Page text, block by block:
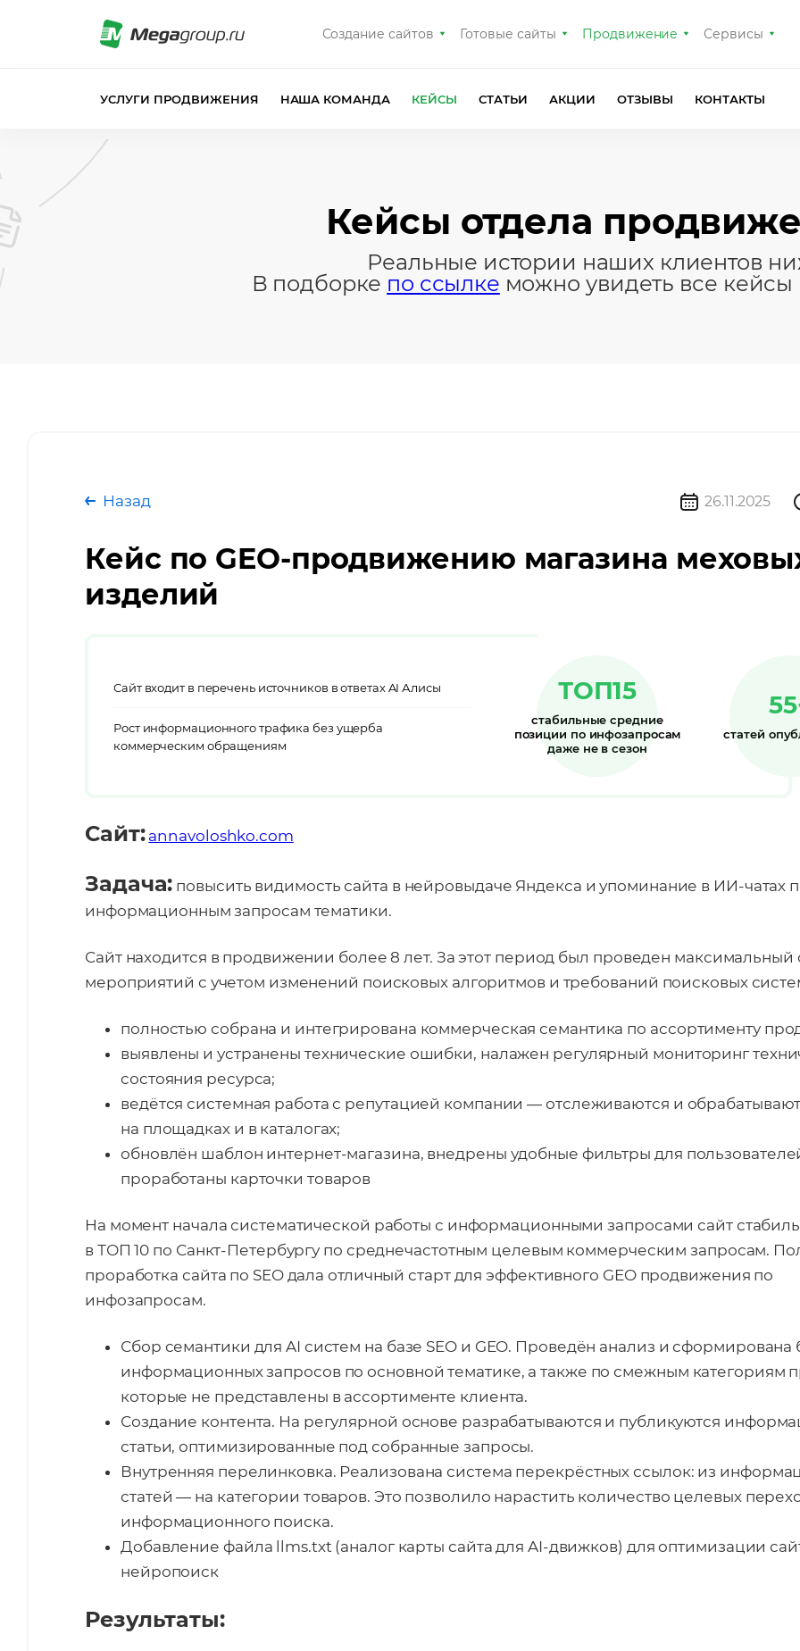
Создание сайтов Готовые сайты Продвижение Сервисы
УСЛУГИ ПРОДВИЖЕНИЯ НАША КОМАНДА КЕЙСЫ СТАТЬИ АКЦИИ ОТЗЫВЫ КОНТАКТЫ
Кейсы отдела
Реальные истории наших клиентов
В подборке по ссылке можно увидеть все кейсы
Назад 26.11.2025
Кейс по GEO-продвижению магазина
изделий
Сайт входит в перечень источников в ответах AI Алисы
Рост информационного трафика без ущерба
коммерческим обращениям
ТОП15
стабильные средние
позиции по инфозапросам
даже не в сезон
статей
Сайт: annavoloshko.com
Задача: повысить видимость сайта в нейровыдаче Яндекса и упоминание в ИИ-чатах
информационным запросам тематики.
Сайт находится в продвижении более 8 лет. За этот период был проведен максимальный
мероприятий с учетом изменений поисковых алгоритмов и требований поисковых
полностью собрана и интегрирована коммерческая семантика по ассортименту
выявлены и устранены технические ошибки, налажен регулярный мониторинг
состояния ресурса;
ведётся системная работа с репутацией компании — отслеживаются и
на площадках и в каталогах;
обновлён шаблон интернет-магазина, внедрены удобные фильтры для
проработаны карточки товаров
На момент начала систематической работы с информационными запросами сайт
в ТОП 10 по Санкт-Петербургу по среднечастотным целевым коммерческим запросам.
проработка сайта по SEO дала отличный старт для эффективного GEO продвижения по
инфозапросам.
Сбор семантики для AI систем на базе SEO и GEO. Проведён анализ и сформирована
информационных запросов по основной тематике, а также по смежным категориям
которые не представлены в ассортименте клиента.
Создание контента. На регулярной основе разрабатываются и публикуются
статьи, оптимизированные под собранные запросы.
Внутренняя перелинковка. Реализована система перекрёстных ссылок: из
статей — на категории товаров. Это позволило нарастить количество целевых
информационного поиска.
Добавление файла llms.txt (аналог карты сайта для AI-движков) для оптимизации
нейропоиск
Результаты: